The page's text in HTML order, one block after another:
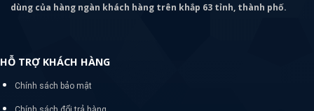
dùng của hàng ngàn khách hàng trên khắp 63 tỉnh, thành phố.
HỖ TRỢ KHÁCH HÀNG
Chính sách bảo mật